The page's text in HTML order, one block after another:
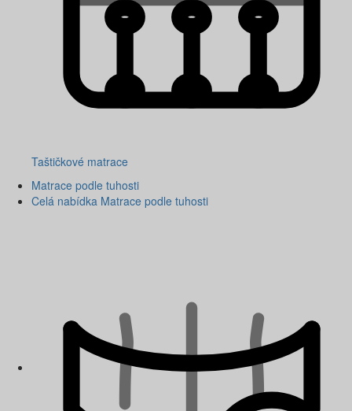
Taštičkové matrace
Matrace podle tuhosti
Celá nabídka Matrace podle tuhosti